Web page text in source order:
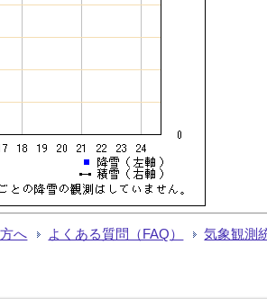
へ よくある質問（FAQ） 気象観測